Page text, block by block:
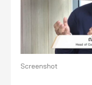
Screenshot